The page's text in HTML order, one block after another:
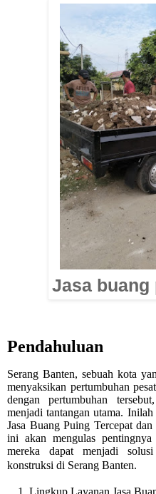
Jasa buang
Pendahuluan
Serang Banten, sebuah kota
menyaksikan pertumbuhan
dengan pertumbuhan
menjadi tantangan utama.
Jasa Buang Puing Tercepat
ini akan mengulas pentingnya
mereka dapat menjadi
konstruksi di Serang Banten.
1. Lingkup Layanan Jasa